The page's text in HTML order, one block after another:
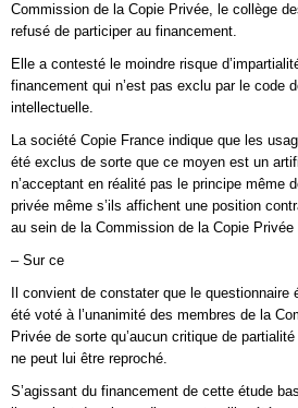
Commission de la Copie Privée, le collège
refusé de participer au financement.
Elle a contesté le moindre risque
financement qui n’est pas exclu par le code
intellectuelle.
La société Copie France indique que les
été exclus de sorte que ce moyen est un
n’acceptant en réalité pas le principe même
privée même s’ils affichent une position
au sein de la Commission de la Copie Privée
– Sur ce
Il convient de constater que le questionnaire
été voté à l’unanimité des membres de la
Privée de sorte qu’aucun critique de
ne peut lui être reproché.
S’agissant du financement de cette étude